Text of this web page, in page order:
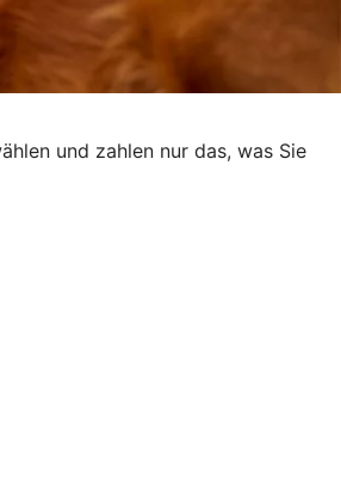
und zahlen nur das, was Sie